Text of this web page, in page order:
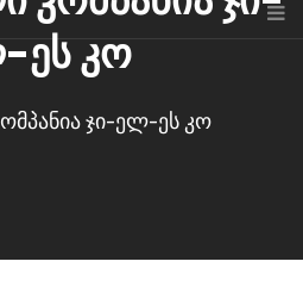
ეს კო
ჯი-ელ-ეს კო